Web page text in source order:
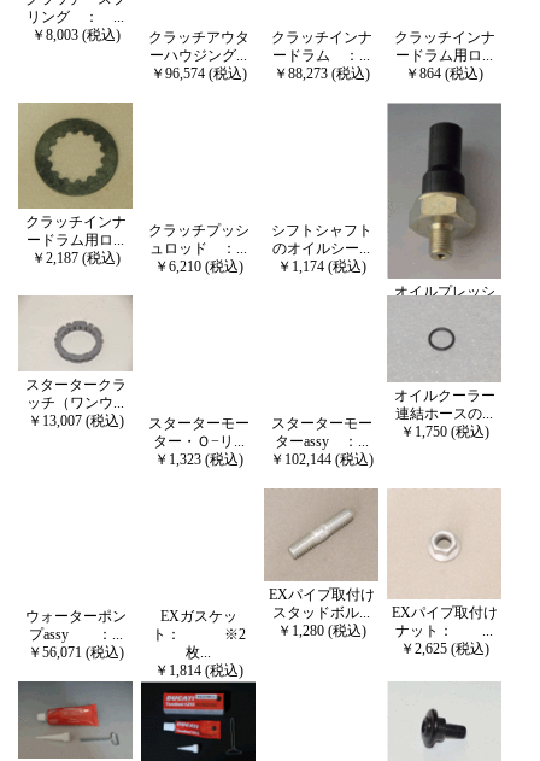
リング ： ...
￥8,003 (税込)
クラッチアウタ
ーハウジング...
￥96,574 (税込)
クラッチインナ
ードラム ：...
￥88,273 (税込)
クラッチインナ
ードラム用ロ...
￥864 (税込)
クラッチインナ
ードラム用ロ...
￥2,187 (税込)
クラッチプッシ
ュロッド ：...
￥6,210 (税込)
シフトシャフト
のオイルシー...
￥1,174 (税込)
オイルプレッシ
ャースイッチ...
￥9,422 (税込)
スタータークラ
ッチ（ワンウ...
￥13,007 (税込)
スターターモー
ター・Ｏ−リ...
￥1,323 (税込)
スターターモー
ターassy ：...
￥102,144 (税込)
オイルクーラー
連結ホースの...
￥1,750 (税込)
ウォーターポン
プassy ：...
￥56,071 (税込)
EXガスケッ
ト： ※2
枚...
￥1,814 (税込)
EXパイプ取付け
スタッドボル...
￥1,280 (税込)
EXパイプ取付け
ナット： ...
￥2,625 (税込)